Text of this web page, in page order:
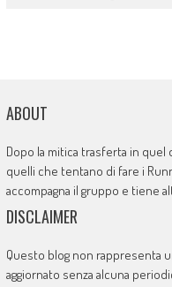
ABOUT
Dopo la mitica trasferta in
quelli che tentano di fare i
accompagna il gruppo e tiene
DISCLAIMER
Questo blog non rappresenta
aggiornato senza alcuna